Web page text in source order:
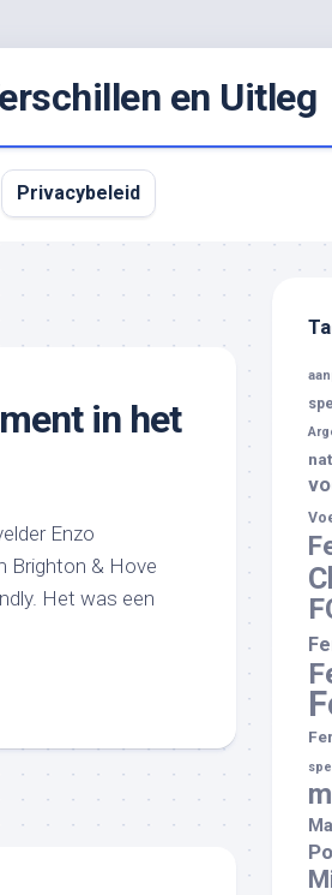
en Uitleg
Privacybeleid
in het
Enzo
Brighton & Hove
Het was een